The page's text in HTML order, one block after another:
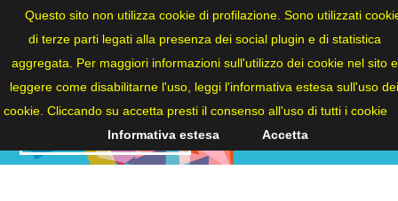
ITA
NEWS
Questo sito non utilizza cookie di profilazione. Sono utilizzati
di terze parti legati alla presenza dei social plugin e di statistica
aggregata. Per maggiori informazioni sull'utilizzo dei cookie nel sito e
leggere come disabilitarne l'uso, leggi l'informativa estesa sull'uso dei
cookie. Cliccando su accetta presti il consenso all'uso di tutti i cookie
Informativa estesa
Accetta